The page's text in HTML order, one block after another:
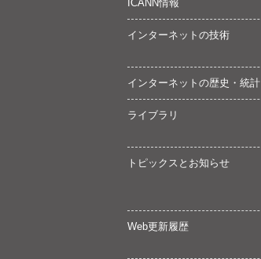
ICANN情報
インターネットの技術
インターネットの歴史・統計
ライブラリ
トピックスとお知らせ
Web更新履歴